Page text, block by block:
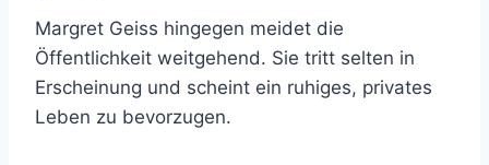
Margret Geiss hingegen meidet die
Öffentlichkeit weitgehend. Sie tritt selten in
Erscheinung und scheint ein ruhiges, privates
Leben zu bevorzugen.